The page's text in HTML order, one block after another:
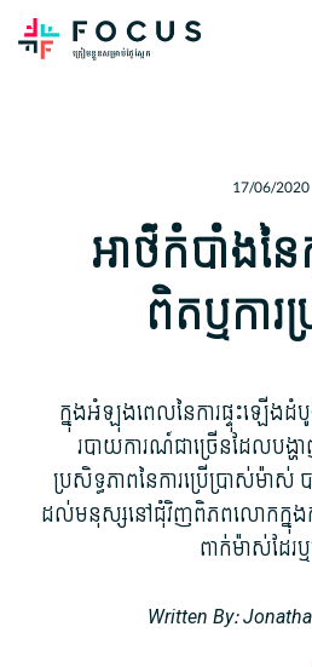
17/06/2020
អាថ៌កំបាំង​នៃ​
ពិត​ឬ​ការ
ក្នុង​អំឡុងពេល​នៃ​ការ​ផ្ទុះឡើង​ដំ
របាយការណ៍​ជាច្រើន​ដែល​បង្ហ
ប្រសិទ្ធភាព​នៃ​ការប្រើប្រាស់​ម៉ាស់
ដល់​មនុស្ស​នៅ​ជុំវិញ​ពិភពលោក​ក្នុង​កា
ពាក់​ម៉ាស់​ដែរ​
Written By: